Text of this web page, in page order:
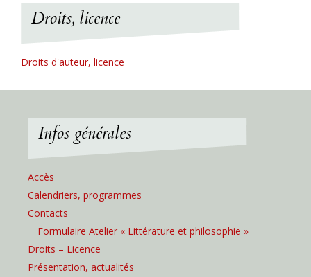
Droits, licence
Droits d'auteur, licence
Infos générales
Accès
Calendriers, programmes
Contacts
Formulaire Atelier « Littérature et philosophie »
Droits – Licence
Présentation, actualités